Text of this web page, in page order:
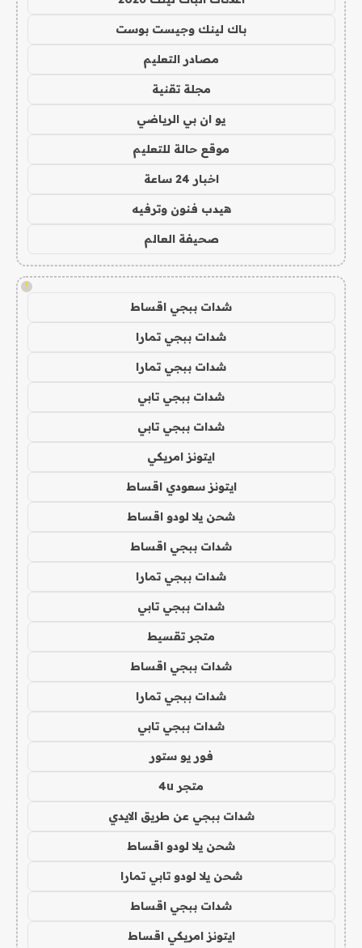
باك لينك وجيست بوست
مصادر التعليم
مجلة تقنية
يو ان بي الرياضي
موقع حالة للتعليم
اخبار 24 ساعة
هيدب فنون وترفيه
صحيفة العالم
!
شدات ببجي اقساط
شدات ببجي تمارا
شدات ببجي تمارا
شدات ببجي تابي
شدات ببجي تابي
ايتونز امريكي
ايتونز سعودي اقساط
شحن يلا لودو اقساط
شدات ببجي اقساط
شدات ببجي تمارا
شدات ببجي تابي
متجر تقسيط
شدات ببجي اقساط
شدات ببجي تمارا
شدات ببجي تابي
فور يو ستور
متجر 4u
شدات ببجي عن طريق الايدي
شحن يلا لودو اقساط
شحن يلا لودو تابي تمارا
شدات ببجي اقساط
ايتونز امريكي اقساط